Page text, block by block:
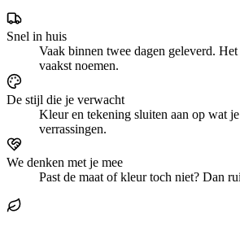
Snel in huis
Vaak binnen twee dagen geleverd.
vaakst noemen.
De stijl die je verwacht
Kleur en tekening sluiten aan op wat
verrassingen.
We denken met je mee
Past de maat of kleur toch niet? Dan